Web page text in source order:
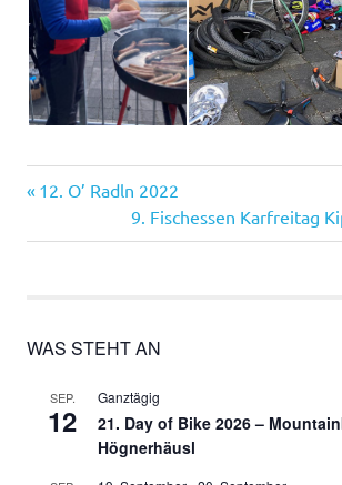
Beitragsnavigation
Vorheriger
12. O’ Radln 2022
Nächster
Beitrag:
9. Fischessen Karfreitag
WAS STEHT AN
SEP.
12
Ganztägig
21. Day of Bike 2026 –
Högnerhäusl